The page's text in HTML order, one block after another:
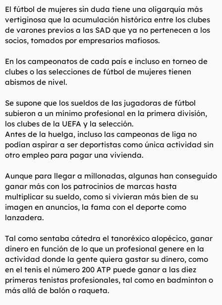
El fútbol de mujeres sin duda tiene una oligarquía más
vertiginosa que la acumulación histórica entre los clubes
de varones previos a las SAD que ya no pertenecen a los
socios, tomados por empresarios mafiosos.
En los campeonatos de cada país e incluso en torneo de
clubes o las selecciones de fútbol de mujeres tienen
abismos de nivel.
Se supone que los sueldos de las jugadoras de fútbol
subieron a un mínimo profesional en la primera división,
los clubes de la UEFA y la selección.
Antes de la huelga, incluso las campeonas de liga no
podían aspirar a ser deportistas como única actividad sin
otro empleo para pagar una vivienda.
Aunque para llegar a millonadas, algunas han conseguido
ganar más con los patrocinios de marcas hasta
multiplicar su sueldo, como si vivieran más bien de su
imagen en anuncios, la fama con el deporte como
lanzadera.
Tal como sentaba cátedra el tanoréxico alopécico, ganar
dinero en función de lo que un profesional genere en la
actividad donde la gente quiera gastar su dinero, como
en el tenis el número 200 ATP puede ganar a las diez
primeras tenistas profesionales, tal como en badminton o
más allá de balón o raqueta.